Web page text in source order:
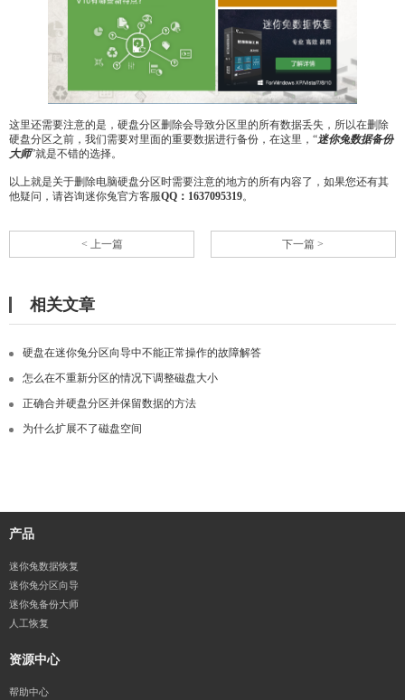
这里还需要注意的是，硬盘分区删除会导致分区里的所有数据丢失，所以在删除
硬盘分区之前，我们需要对里面的重要数据进行备份，在这里，“迷你兔数据备份
大师”就是不错的选择。
以上就是关于删除电脑硬盘分区时需要注意的地方的所有内容了，如果您还有其
他疑问，请咨询迷你兔官方客服QQ：1637095319。
< 上一篇 下一篇 >
相关文章
硬盘在迷你兔分区向导中不能正常操作的故障解答
怎么在不重新分区的情况下调整磁盘大小
正确合并硬盘分区并保留数据的方法
为什么扩展不了磁盘空间
产品
迷你兔数据恢复
迷你兔分区向导
迷你兔备份大师
人工恢复
资源中心
帮助中心